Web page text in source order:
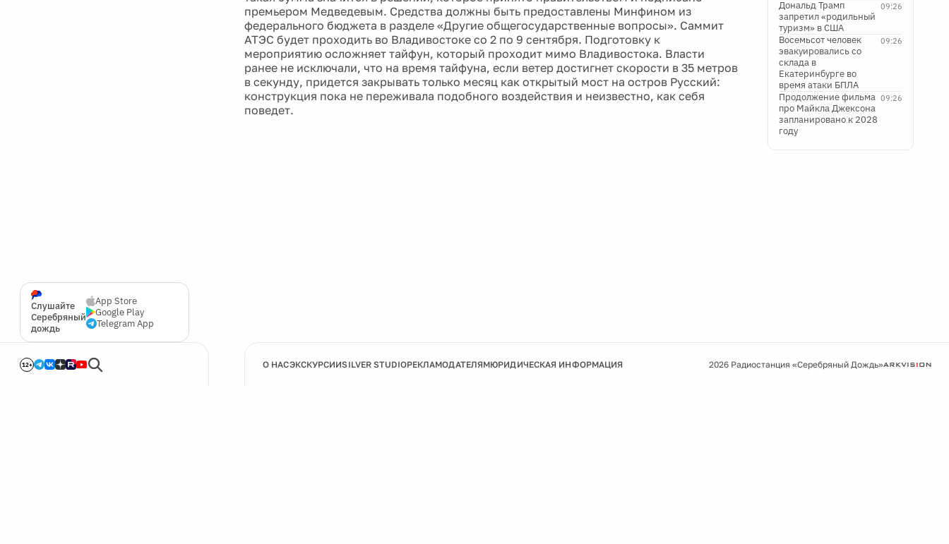
Слушайте
Серебряный
дождь
App Store
Google Play
Telegram App
12+
премьером Медведевым. Средства должны быть предоставлены Минфином из
федерального бюджета в разделе «Другие общегосударственные вопросы». Саммит
АТЭС будет проходить во Владивостоке со 2 по 9 сентября. Подготовку к
мероприятию осложняет тайфун, который проходит мимо Владивостока. Власти
ранее не исключали, что на время тайфуна, если ветер достигнет скорости в 35 метров
в секунду, придется закрывать только месяц как открытый мост на остров Русский:
конструкция пока не переживала подобного воздействия и неизвестно, как себя
поведет.
09:26
Дональд Трамп
запретил «родильный
туризм» в США
09:26
Восемьсот человек
эвакуировались со
склада в
Екатеринбурге во
время атаки БПЛА
09:26
Продолжение фильма
про Майкла Джексона
запланировано к 2028
году
О НАСЭКСКУРСИИSILVER STUDIOРЕКЛАМОДАТЕЛЯМЮРИДИЧЕСКАЯ ИНФОРМАЦИЯ 2026 Радиостанция «Серебряный Дождь»